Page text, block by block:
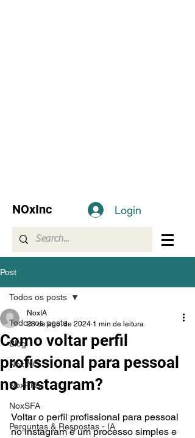
NOxInc Login
Post
Todos os posts
Blog
NoxINC
NoxRPA
NoxSFA
Perguntas & Respostas - IA
Todos os posts
Como voltar perfil
profissional para pessoal
no Instagram?
NoxIA
28 de ago. de 2024 1 min de leitura
Voltar o perfil profissional para pessoal
no Instagram é um processo simples e